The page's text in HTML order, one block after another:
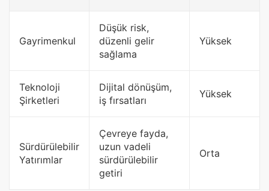
Gayrimenkul
Düşük risk,
düzenli gelir
sağlama
Yüksek
Teknoloji
Şirketleri
Dijital dönüşüm,
iş fırsatları
Yüksek
Sürdürülebilir
Yatırımlar
Çevreye fayda,
uzun vadeli
sürdürülebilir
getiri
Orta